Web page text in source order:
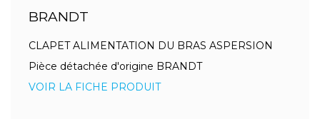
BRANDT
CLAPET ALIMENTATION DU BRAS ASPERSION
Pièce détachée d'origine BRANDT
VOIR LA FICHE PRODUIT